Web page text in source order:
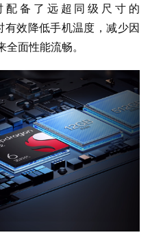
配备了远超同级尺寸的
效降低手机温度，减少因
面性能流畅。